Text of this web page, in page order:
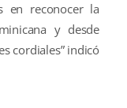
en reconocer la
y desde
cordiales” indicó